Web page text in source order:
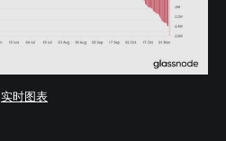
实时图表